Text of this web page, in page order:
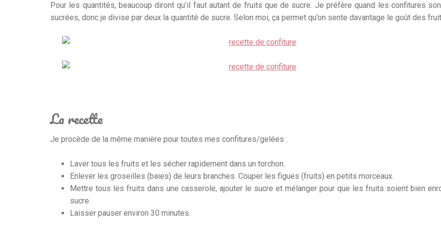
Pour les quantités, beaucoup diront qu’il faut autant de fruits que de sucre. Je préfère quand les confitures
sucrées, donc je divise par deux la quantité de sucre. Selon moi, ça permet qu’on sente davantage le goût des
La recette
Je procède de la même manière pour toutes mes confitures/gelées :
Laver tous les fruits et les sécher rapidement dans un torchon.
Enlever les groseilles (baies) de leurs branches. Couper les figues (fruits) en petits morceaux.
Mettre tous les fruits dans une casserole, ajouter le sucre et mélanger pour que les fruits soient bien
sucre.
Laisser pauser environ 30 minutes.